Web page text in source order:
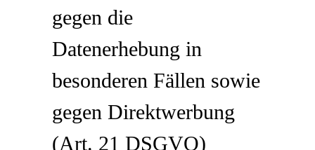
gegen die
Datenerhebung in
besonderen Fällen sowie
gegen Direktwerbung
(Art. 21 DSGVO)